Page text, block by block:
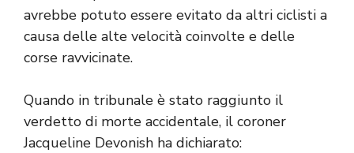
avrebbe potuto essere evitato da altri ciclisti a
causa delle alte velocità coinvolte e delle
corse ravvicinate.
Quando in tribunale è stato raggiunto il
verdetto di morte accidentale, il coroner
Jacqueline Devonish ha dichiarato: